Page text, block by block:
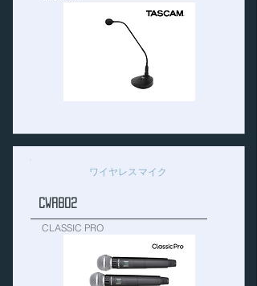
ワイヤレスマイク
CWR802
CLASSIC PRO